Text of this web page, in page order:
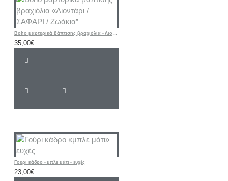
Boho μαρτυρικά βάπτισης βραχιόλια «Λιοντάρι / ΣΑΦΑΡΙ / Ζωάκια”
35,00€
Γούρι κάδρο «μπλε μάτι» ευχές
23,00€